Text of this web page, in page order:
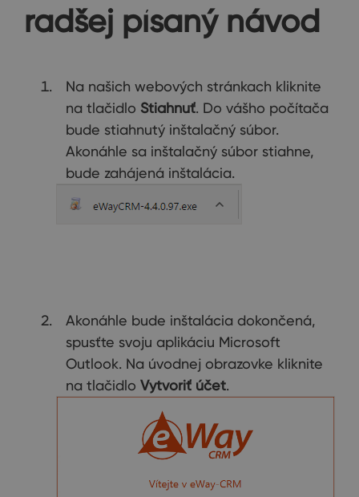
radšej písaný návod
Na našich webových stránkach kliknite
na tlačidlo Stiahnuť. Do vášho počítača
bude stiahnutý inštalačný súbor.
Akonáhle sa inštalačný súbor stiahne,
bude zahájená inštalácia.
Akonáhle bude inštalácia dokončená,
spusťte svoju aplikáciu Microsoft
Outlook. Na úvodnej obrazovke kliknite
na tlačidlo Vytvoriť účet.